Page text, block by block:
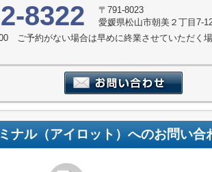
8322
〒791-8023
愛媛県松山市朝美２丁目7-
ご予約がない場合は早めに終業させていただく
ナル（アイロット） へのお問い合